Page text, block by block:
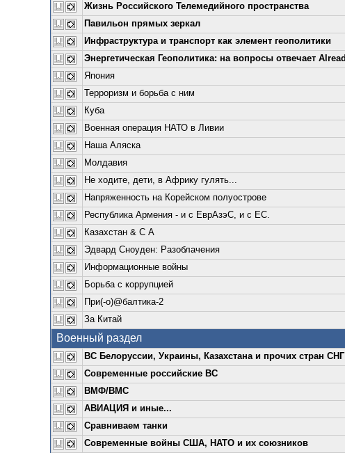
Жизнь Российского Телемедийного пространства
Павильон прямых зеркал
Инфраструктура и транспорт как элемент геополитики
Энергетическая Геополитика: на вопросы отвечает
Япония
Терроризм и борьба с ним
Куба
Военная операция НАТО в Ливии
Наша Аляска
Молдавия
Не ходите, дети, в Африку гулять...
Напряженность на Корейском полуострове
Республика Армения - и с ЕврАзэС, и с ЕС.
Казахстан & С А
Эдвард Сноуден: Разоблачения
Информационные войны
Борьба с коррупцией
При(-о)@балтика-2
За Китай
Военный раздел
ВС Белоруссии, Украины, Казахстана и прочих стран СНГ
Современные российские ВС
ВМФ/ВМС
АВИАЦИЯ и иные...
Сравниваем танки
Современные войны США, НАТО и их союзников